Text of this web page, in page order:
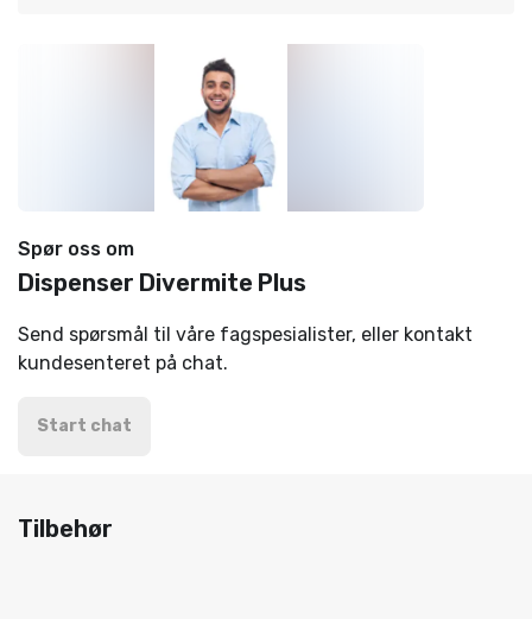
Spør oss om
Dispenser Divermite Plus
Send spørsmål til våre fagspesialister, eller kontakt
kundesenteret på chat.
Start chat
Tilbehør